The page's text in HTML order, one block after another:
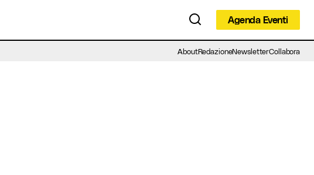
Agenda Eventi
Agenda Eventi
AboutRedazioneNewsletterCollabora